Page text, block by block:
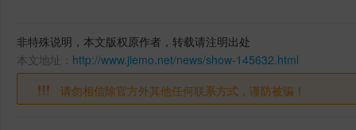
非特殊说明，本文版权原作者，转载请注明出处
本文地址： http://www.jiemo.net/news/show-145632.html
请勿相信除官方外其他任何联系方式，谨防被骗！